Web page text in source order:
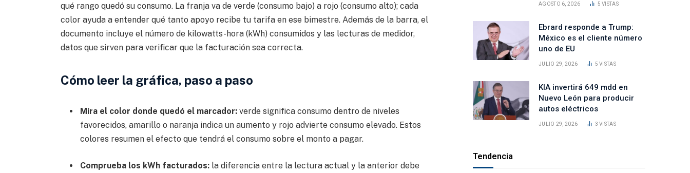
qué rango quedó su consumo. La franja va de verde (consumo bajo) a rojo (consumo alto); cada
color ayuda a entender qué tanto apoyo recibe tu tarifa en ese bimestre. Además de la barra, el
documento incluye el número de kilowatts-hora (kWh) consumidos y las lecturas de medidor,
datos que sirven para verificar que la facturación sea correcta.
Cómo leer la gráfica, paso a paso
Mira el color donde quedó el marcador:verde significa consumo dentro de niveles
favorecidos, amarillo o naranja indica un aumento y rojo advierte consumo elevado. Estos
colores resumen el efecto que tendrá el consumo sobre el monto a pagar.
Comprueba los kWh facturados:la diferencia entre la lectura actual y la anterior debe
AGOSTO 6, 2026 5VISTAS
Ebrard responde a Trump:
México es el cliente número
uno de EU
JULIO 29, 2026 5VISTAS
KIA invertirá 649 mdd en
Nuevo León para producir
autos eléctricos
JULIO 29, 2026 3VISTAS
Tendencia